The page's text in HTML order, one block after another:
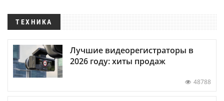
ТЕХНИКА
Лучшие видеорегистраторы в
2026 году: хиты продаж
48788